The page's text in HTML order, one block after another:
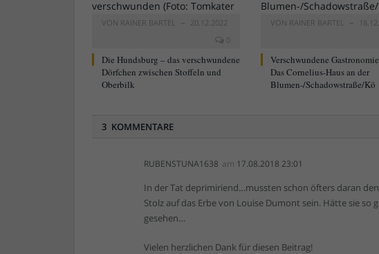
VON RAINER BARTEL
20.12.2022
0
Die Hundsburg – das verschwundene
Dörfchen zwischen Stoffeln und
Oberbilk
VON RAINER BARTEL
Verschwundene
Das Cornelius-Haus an der
Blumen-/Schadowstraße/Kö
3 KOMMENTARE
RUBENSTUNA1638 am 17.08.2018 23:01
In der Tat deprimiriend…mussten schon öfters daran
Stolz auf das Erbe von Louise Dumont sein. Hätte sie
gesehen…
Vielen herzlichen Dank für diesen Beitrag!